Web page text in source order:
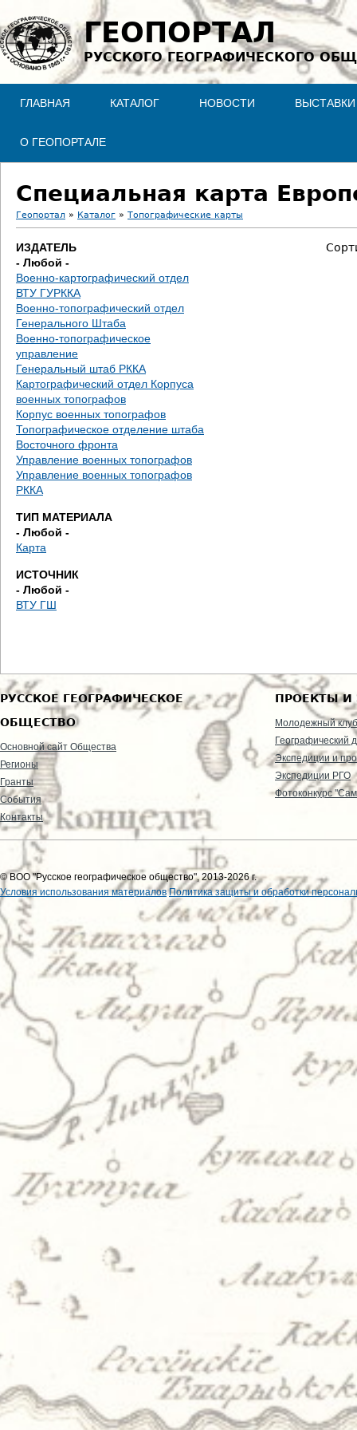
Jump to navigation
ГЕОПОРТАЛ
РУССКОГО ГЕОГРАФИЧЕСКОГО
ГЛАВНАЯ КАТАЛОГ НОВОСТИ ВЫСТАВКИ
О ГЕОПОРТАЛЕ
Специальная карта
В
ы
з
д
е
с
ь
Геопортал » Каталог » Топографические карты
ИЗДАТЕЛЬ
- Любой -
Военно-картографический отдел
ВТУ ГУРККА
Военно-топографический отдел
Генерального Штаба
Военно-топографическое
управление
Генеральный штаб РККА
Картографический отдел Корпуса
военных топографов
Корпус военных топографов
Топографическое отделение штаба
Восточного фронта
Управление военных топографов
Управление военных топографов
РККА
ТИП МАТЕРИАЛА
- Любой -
Карта
ИСТОЧНИК
- Любой -
ВТУ ГШ
РУССКОЕ ГЕОГРАФИЧЕСКОЕ
ОБЩЕСТВО
Основной сайт Общества
Регионы
Гранты
События
Контакты
ПРОЕКТЫ И
Молодежный клуб
Географический
Экспедиции и
Экспедиции РГО
Фотоконкурс
© ВОО "Русское географическое общество", 2013-2026 г.
Условия использования материалов Политика защиты и обработки